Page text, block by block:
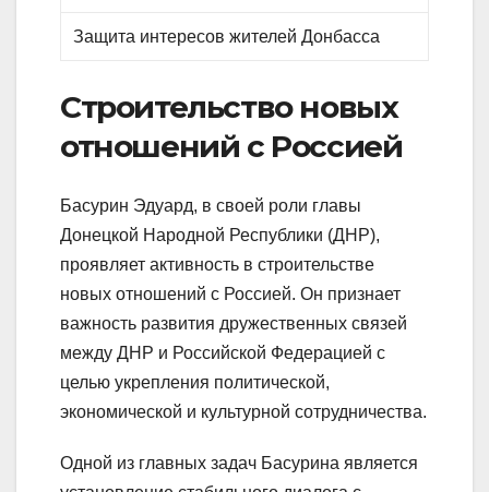
Защита интересов жителей Донбасса
Строительство новых
отношений с Россией
Басурин Эдуард, в своей роли главы
Донецкой Народной Республики (ДНР),
проявляет активность в строительстве
новых отношений с Россией. Он признает
важность развития дружественных связей
между ДНР и Российской Федерацией с
целью укрепления политической,
экономической и культурной сотрудничества.
Одной из главных задач Басурина является